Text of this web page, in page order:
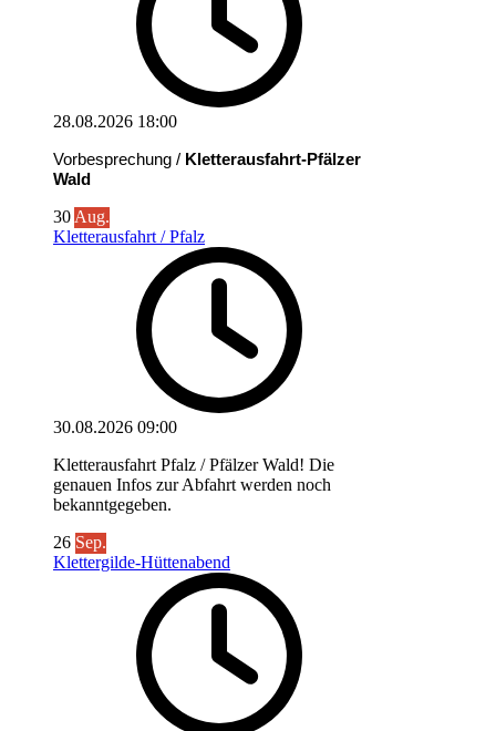
28.08.2026 18:00
Vorbesprechung / Kletterausfahrt-Pfälzer
Wald
30Aug.
Kletterausfahrt / Pfalz
30.08.2026 09:00
Kletterausfahrt Pfalz / Pfälzer Wald! Die
genauen Infos zur Abfahrt werden noch
bekanntgegeben.
26 Sep.
Klettergilde-Hüttenabend